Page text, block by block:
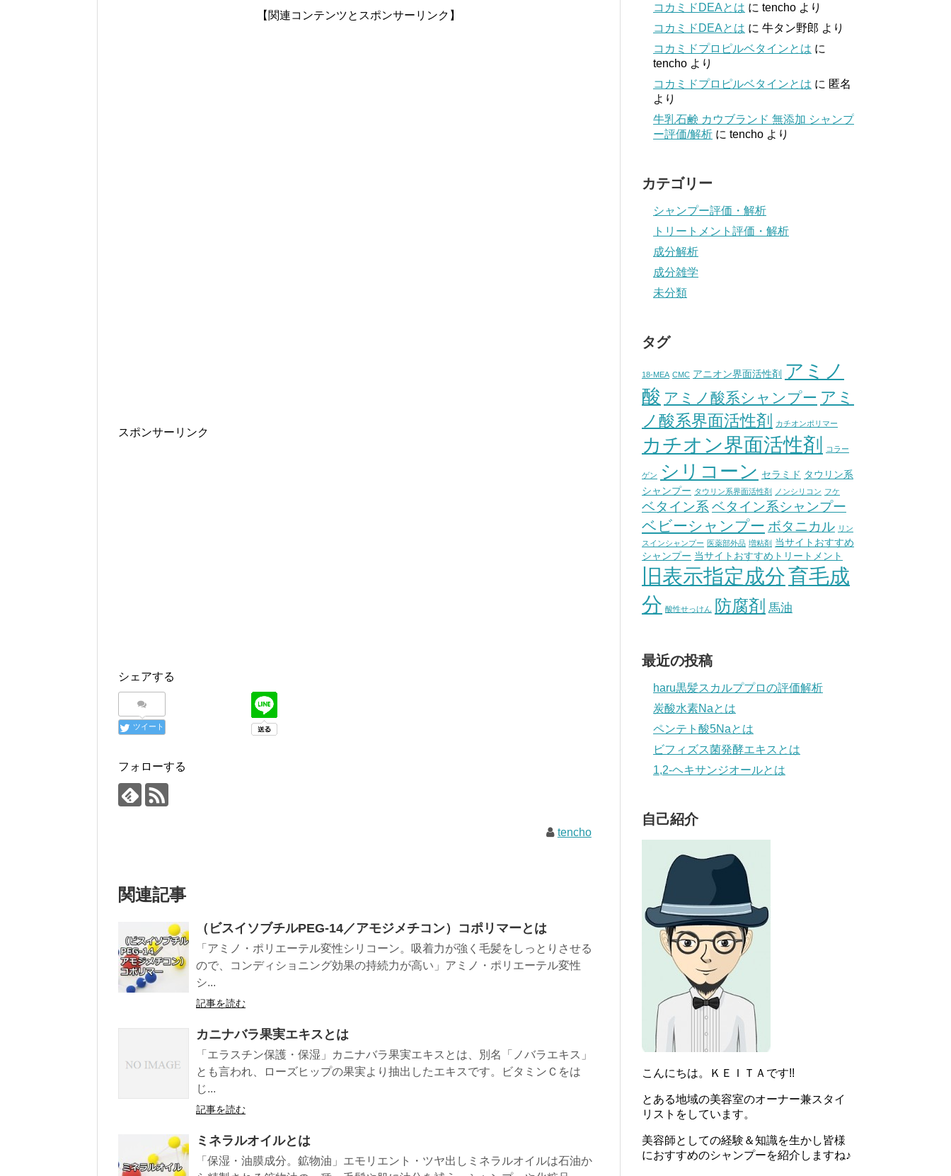
【関連コンテンツとスポンサーリンク】
スポンサーリンク
シェアする
ツイート
フォローする
tencho
関連記事
（ビスイソブチルPEG-14／アモジメチコン）コポリマーとは
「アミノ・ポリエーテル変性シリコーン。吸着力が強く毛髪をしっとりさせる
ので、コンディショニング効果の持続力が高い」アミノ・ポリエーテル変性
シ...
記事を読む
カニナバラ果実エキスとは
「エラスチン保護・保湿」カニナバラ果実エキスとは、別名「ノバラエキス」
とも言われ、ローズヒップの果実より抽出したエキスです。ビタミンＣをは
じ...
記事を読む
ミネラルオイルとは
「保湿・油膜成分。鉱物油」エモリエント・ツヤ出しミネラルオイルは石油か
コカミドDEAとは に tencho より
コカミドDEAとは に 牛タン野郎 より
コカミドプロピルベタインとは に
tencho より
コカミドプロピルベタインとは に 匿名
より
牛乳石鹸 カウブランド 無添加 シャンプ
ー評価/解析 に tencho より
カテゴリー
シャンプー評価・解析
トリートメント評価・解析
成分解析
成分雑学
未分類
タグ
18-MEA CMC アニオン界面活性剤 アミノ
酸 アミノ酸系シャンプー アミ
ノ酸系界面活性剤
カチオンポリマー
カチオン界面活性剤 コラー
ゲン シリコーン セラミド タウリン系
シャンプー タウリン系界面活性剤 ノンシリコン フケ
ベタイン系 ベタイン系シャンプー
ベビーシャンプー ボタニカル リン
スインシャンプー 医薬部外品 増粘剤 当サイトおすすめ
シャンプー 当サイトおすすめトリートメント
旧表示指定成分育毛成
分 酸性せっけん 防腐剤 馬油
最近の投稿
haru黒髪スカルププロの評価解析
炭酸水素Naとは
ペンテト酸5Naとは
ビフィズス菌発酵エキスとは
1,2-ヘキサンジオールとは
自己紹介
こんにちは。ＫＥＩＴＡです!!
とある地域の美容室のオーナー兼スタイ
リストをしています。
美容師としての経験＆知識を生かし皆様
におすすめのシャンプーを紹介しますね♪